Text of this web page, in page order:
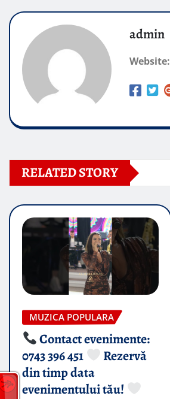
admin
Website:
RELATED STORY
MUZICA POPULARA
Contact evenimente:
0743 396 451
Rezervă
din timp data
evenimentului tău!